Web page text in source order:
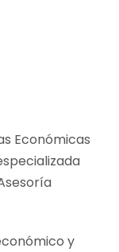
Económicas
y